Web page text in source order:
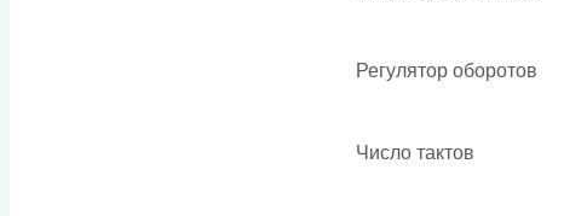
Регулятор оборотов
Число тактов